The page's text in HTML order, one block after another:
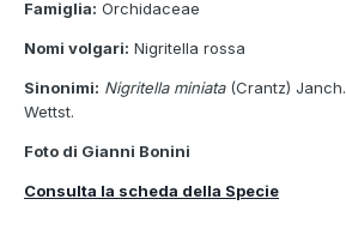
Famiglia: Orchidaceae
Nomi volgari: Nigritella rossa
Sinonimi: Nigritella miniata (Crantz) Janch.
Wettst.
Foto di Gianni Bonini
Consulta la scheda della Specie